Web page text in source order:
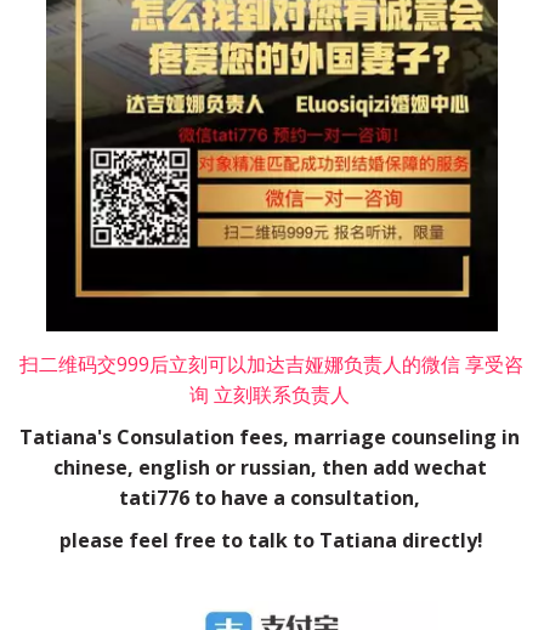
扫二维码交999后立刻可以加达吉娅娜负责人的微信 享受咨
询 立刻联系负责人
Tatiana's Consulation fees, marriage counseling in
chinese, english or russian, then add wechat
tati776 to have a consultation,
please feel free to talk to Tatiana directly!